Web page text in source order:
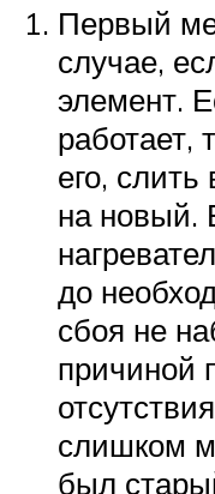
Первый
случае,
элемент.
работает,
его,
на новый.
до
сбоя не
причиной
слишком
был